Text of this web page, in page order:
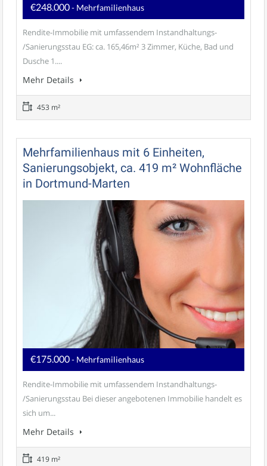
€248.000- Mehrfamilienhaus
Rendite-Immobilie mit umfassendem Instandhaltungs-
/Sanierungsstau EG: ca. 165,46m² 3 Zimmer, Küche, Bad und
Dusche 1....
Mehr Details
453 m²
Mehrfamilienhaus mit 6 Einheiten,
Sanierungsobjekt, ca. 419 m² Wohnfläche
in Dortmund-Marten
€175.000- Mehrfamilienhaus
Rendite-Immobilie mit umfassendem Instandhaltungs-
/Sanierungsstau Bei dieser angebotenen Immobilie handelt es
sich um...
Mehr Details
419 m²